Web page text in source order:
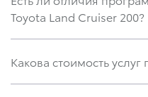
Toyota Land Cruiser 200?
Какова стоимость